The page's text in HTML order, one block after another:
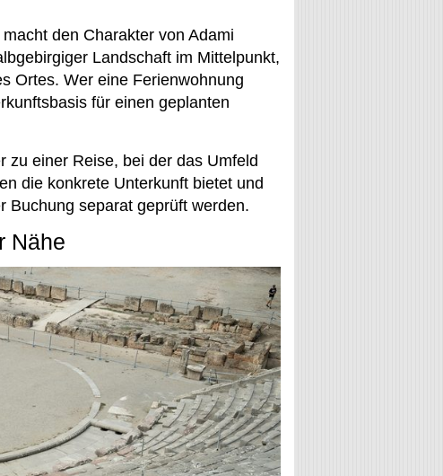
den Charakter von Adami
Landschaft im Mittelpunkt,
Ortes. Wer eine Ferienwohnung
für einen geplanten
zu einer Reise, bei der das Umfeld
die konkrete Unterkunft bietet und
Buchung separat geprüft werden.
Nähe